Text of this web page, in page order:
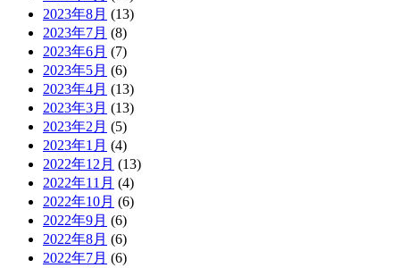
2023年8月 (13)
2023年7月 (8)
2023年6月 (7)
2023年5月 (6)
2023年4月 (13)
2023年3月 (13)
2023年2月 (5)
2023年1月 (4)
2022年12月 (13)
2022年11月 (4)
2022年10月 (6)
2022年9月 (6)
2022年8月 (6)
2022年7月 (6)